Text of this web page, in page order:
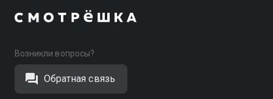
Возникли вопросы?
Обратная связь